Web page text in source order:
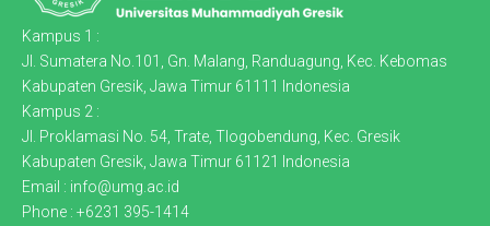
Kampus 1 :
Jl. Sumatera No.101, Gn. Malang, Randuagung, Kec. Kebomas
Kabupaten Gresik, Jawa Timur 61111 Indonesia
Kampus 2 :
Jl. Proklamasi No. 54, Trate, Tlogobendung, Kec. Gresik
Kabupaten Gresik, Jawa Timur 61121 Indonesia
Email : info@umg.ac.id
Phone : +6231 395-1414